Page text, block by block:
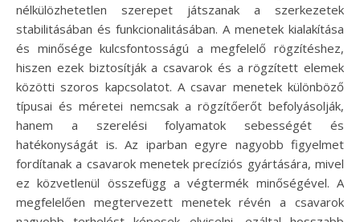
nélkülözhetetlen szerepet játszanak a szerkezetek
stabilitásában és funkcionalitásában. A menetek kialakítása
és minősége kulcsfontosságú a megfelelő rögzítéshez,
hiszen ezek biztosítják a csavarok és a rögzített elemek
közötti szoros kapcsolatot. A csavar menetek különböző
típusai és méretei nemcsak a rögzítőerőt befolyásolják,
hanem a szerelési folyamatok sebességét és
hatékonyságát is. Az iparban egyre nagyobb figyelmet
fordítanak a csavarok menetek precíziós gyártására, mivel
ez közvetlenül összefügg a végtermék minőségével. A
megfelelően megtervezett menetek révén a csavarok